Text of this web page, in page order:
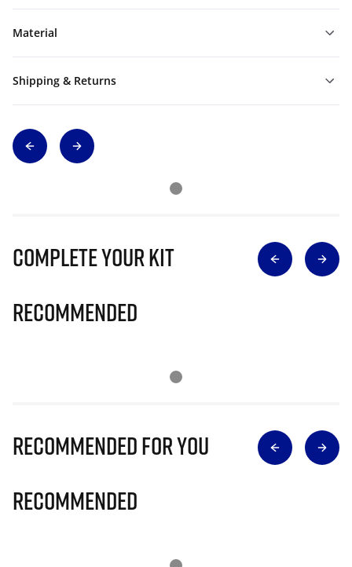
Material
Shipping & Returns
Complete Your Kit
Recommended
Recommended for you
Recommended